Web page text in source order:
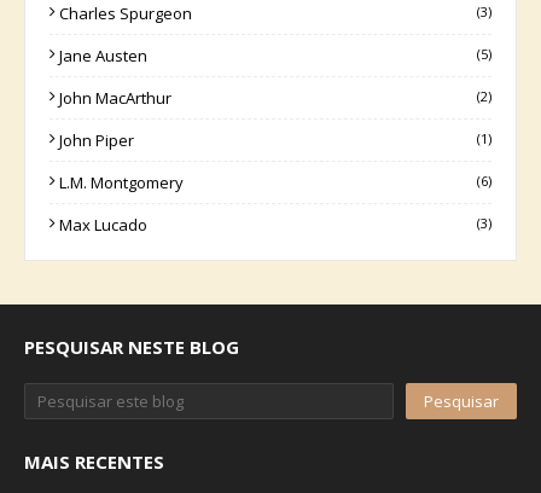
Charles Spurgeon (3)
Jane Austen (5)
John MacArthur (2)
John Piper (1)
L.M. Montgomery (6)
Max Lucado (3)
PESQUISAR NESTE BLOG
MAIS RECENTES